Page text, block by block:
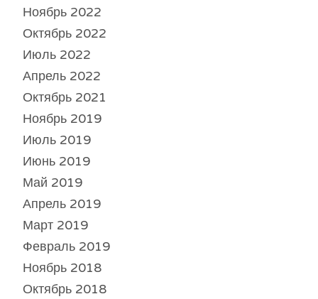
Ноябрь 2022
Октябрь 2022
Июль 2022
Апрель 2022
Октябрь 2021
Ноябрь 2019
Июль 2019
Июнь 2019
Май 2019
Апрель 2019
Март 2019
Февраль 2019
Ноябрь 2018
Октябрь 2018